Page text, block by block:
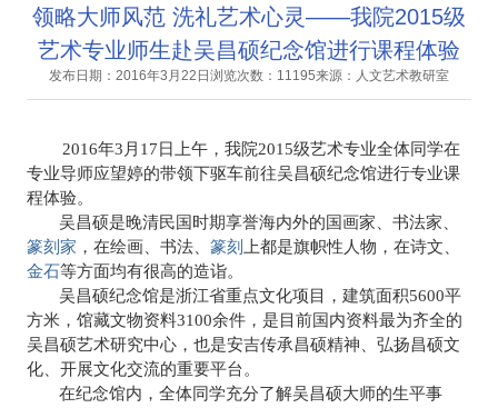
领略大师风范 洗礼艺术心灵——我院2015级
艺术专业师生赴吴昌硕纪念馆进行课程体验
发布日期：2016年3月22日 浏览次数：11195来源：人文艺术教研室
2016年3 月 17 日 上午，我院2015级艺术专业全体同学在
专业导师应望婷的带领下驱车前往吴昌硕纪念馆进行专业课
程体验。
吴昌硕是晚清民国时期享誉海内外的国画家、书法家、
篆刻家 ，在绘画、书法、 篆刻
上都是旗帜性人物，在诗文、
金石等方面均有很高的造诣。
吴昌硕纪念馆是浙江省重点文化项目，建筑面积5600平
方米，馆藏文物资料3100余件，是目前国内资料最为齐全的
吴昌硕艺术研究中心，也是安吉传承昌硕精神、弘扬昌硕文
化、开展文化交流的重要平台。
在纪念馆内，全体同学充分了解吴昌硕大师的生平事